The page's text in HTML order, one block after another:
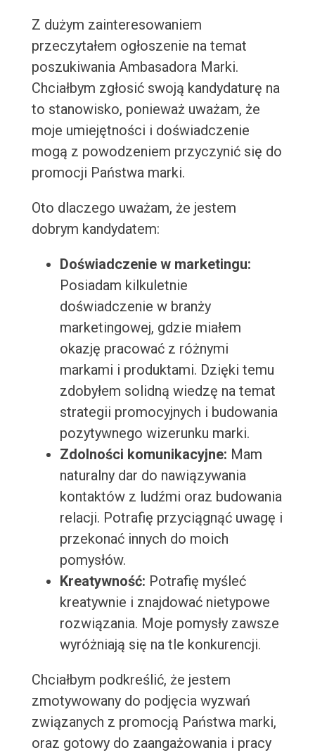
Z dużym zainteresowaniem
przeczytałem ogłoszenie na temat
poszukiwania Ambasadora Marki.
Chciałbym zgłosić swoją kandydaturę na
to stanowisko, ponieważ uważam, że
moje umiejętności i doświadczenie
mogą z powodzeniem przyczynić się do
promocji Państwa marki.
Oto dlaczego uważam, że jestem
dobrym kandydatem:
Doświadczenie w marketingu:
Posiadam kilkuletnie
doświadczenie w branży
marketingowej, gdzie miałem
okazję pracować z różnymi
markami i produktami. Dzięki temu
zdobyłem solidną wiedzę na temat
strategii promocyjnych i budowania
pozytywnego wizerunku marki.
Zdolności komunikacyjne: Mam
naturalny dar do nawiązywania
kontaktów z ludźmi oraz budowania
relacji. Potrafię przyciągnąć uwagę i
przekonać innych do moich
pomysłów.
Kreatywność: Potrafię myśleć
kreatywnie i znajdować nietypowe
rozwiązania. Moje pomysły zawsze
wyróżniają się na tle konkurencji.
Chciałbym podkreślić, że jestem
zmotywowany do podjęcia wyzwań
związanych z promocją Państwa marki,
oraz gotowy do zaangażowania i pracy